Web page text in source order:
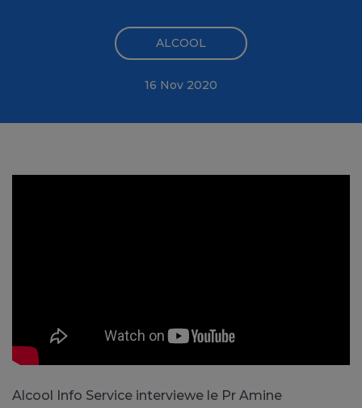
ALCOOL
16 Nov 2020
Alcool Info Service interviewe le Pr Amine